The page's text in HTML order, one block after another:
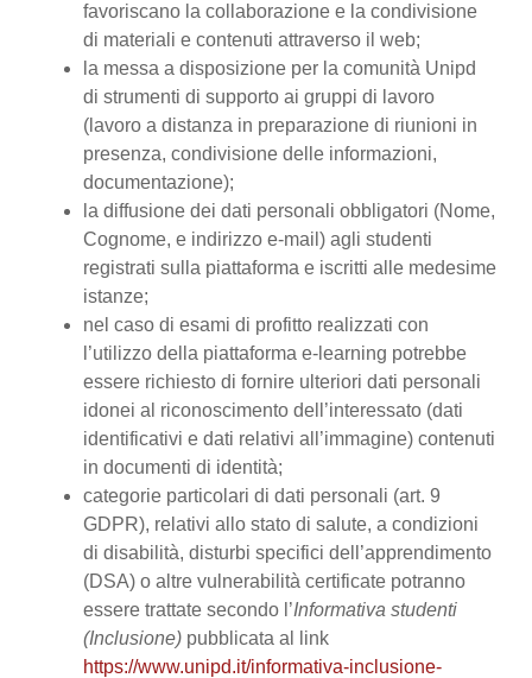
favoriscano la collaborazione e la condivisione
di materiali e contenuti attraverso il web;
la messa a disposizione per la comunità Unipd
di strumenti di supporto ai gruppi di lavoro
(lavoro a distanza in preparazione di riunioni in
presenza, condivisione delle informazioni,
documentazione);
la diffusione dei dati personali obbligatori (Nome,
Cognome, e indirizzo e-mail) agli studenti
registrati sulla piattaforma e iscritti alle medesime
istanze;
nel caso di esami di profitto realizzati con
l’utilizzo della piattaforma e-learning potrebbe
essere richiesto di fornire ulteriori dati personali
idonei al riconoscimento dell’interessato (dati
identificativi e dati relativi all’immagine) contenuti
in documenti di identità;
categorie particolari di dati personali (art. 9
GDPR), relativi allo stato di salute, a condizioni
di disabilità, disturbi specifici dell’apprendimento
(DSA) o altre vulnerabilità certificate potranno
essere trattate secondo l’Informativa studenti
(Inclusione) pubblicata al link
https://www.unipd.it/informativa-inclusione-